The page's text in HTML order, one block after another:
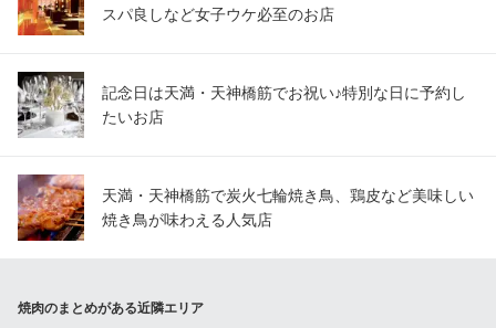
スパ良しなど女子ウケ必至のお店
記念日は天満・天神橋筋でお祝い♪特別な日に予約し
たいお店
天満・天神橋筋で炭火七輪焼き鳥、鶏皮など美味しい
焼き鳥が味わえる人気店
焼肉のまとめがある近隣エリア